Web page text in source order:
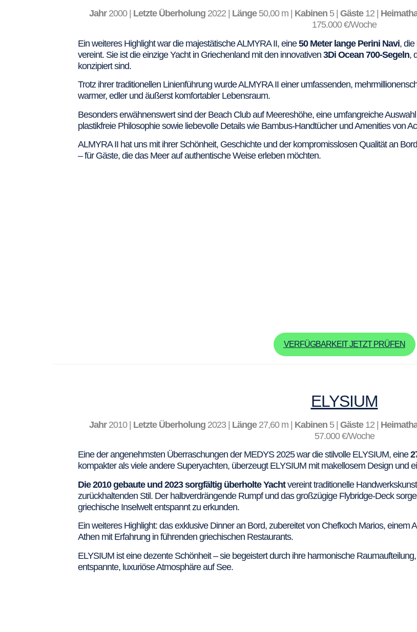
Jahr2000 | Letzte Überholung2022 | Länge50,00 m | Kabinen5 | Gäste12 |
175.000 €/Woche
Ein weiteres Highlight war die majestätische ALMYRA II, eine50 Meter lange Perini Navi,
vereint. Sie ist die einzige Yacht in Griechenland mit den innovativen 3Di Ocean 700-Segeln,
konzipiert sind.
Trotz ihrer traditionellen Linienführung wurde ALMYRA II einer umfassenden,
warmer, edler und äußerst komfortabler Lebensraum.
Besonders erwähnenswert sind der Beach Club auf Meereshöhe, eine umfangreiche
plastikfreie Philosophie sowie liebevolle Details wie Bambus-Handtücher und Amenities von
ALMYRA II hat uns mit ihrer Schönheit, Geschichte und der kompromisslosen Qualität an
– für Gäste, die das Meer auf authentische Weise erleben möchten.
VERFÜGBARKEIT JETZT PRÜFEN
ELYSIUM
Jahr2010 | Letzte Überholung2023 | Länge27,60 m | Kabinen5 | Gäste12 |
57.000 €/Woche
Eine der angenehmsten Überraschungen der MEDYS 2025 war die stilvolle ELYSIUM, eine
kompakter als viele andere Superyachten, überzeugt ELYSIUM mit makellosem Design und
Die 2010 gebaute und 2023 sorgfältig überholte Yachtvereint traditionelle
zurückhaltenden Stil. Der halbverdrängende Rumpf und das großzügige Flybridge-Deck
griechische Inselwelt entspannt zu erkunden.
Ein weiteres Highlight: das exklusive Dinner an Bord, zubereitet von Chefkoch Marios,
Athen mit Erfahrung in führenden griechischen Restaurants.
ELYSIUM ist eine dezente Schönheit – sie begeistert durch ihre harmonische
entspannte, luxuriöse Atmosphäre auf See.